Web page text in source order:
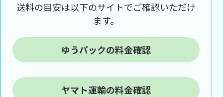
送料の目安は以下のサイトでご確認いただけ
ます。
ゆうパックの料金確認
ヤマト運輸の料金確認